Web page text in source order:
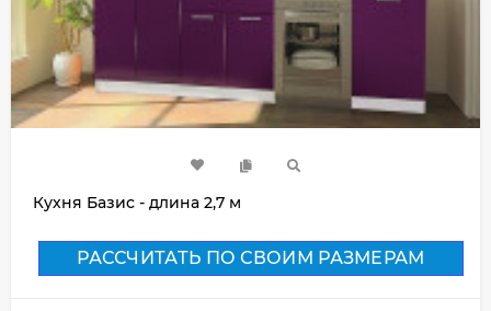
Кухня Базис - длина 2,7 м
РАССЧИТАТЬ ПО СВОИМ РАЗМЕРАМ